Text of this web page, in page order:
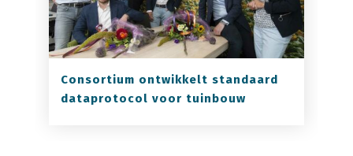
Consortium ontwikkelt standaard
dataprotocol voor tuinbouw